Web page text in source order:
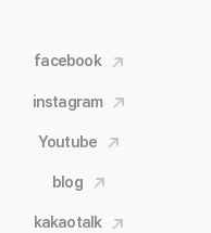
facebook
instagram
Youtube
blog
kakaotalk